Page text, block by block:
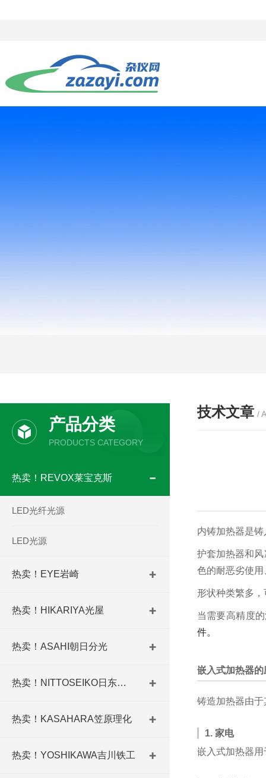
技术文章 /
内铸加热器是
护套加热器和
色的耐恶劣使
形状种类繁多
当需要高精度
件。
嵌入式加热器的
铸造加热器由
1. 家电
嵌入式加热器
产品分类
PRODUCTS CATEGORY
热卖！REVOX莱宝克斯
LED光纤光源
LED光源
热卖！EYE岩崎
热卖！HIKARIYA光屋
热卖！ASAHI朝日分光
热卖！NITTOSEIKO日东精工
热卖！KASAHARA笠原理化
热卖！YOSHIKAWA吉川铁工